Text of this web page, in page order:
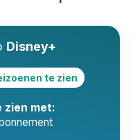
Disney+
te zien
zien met: